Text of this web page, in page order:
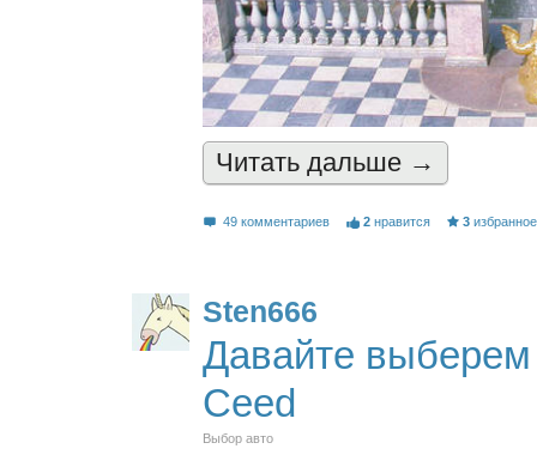
Читать дальшe →
49 комментариев 2 нравится 3 избранное
Sten666
Давайте
Ceed
Выбор авто